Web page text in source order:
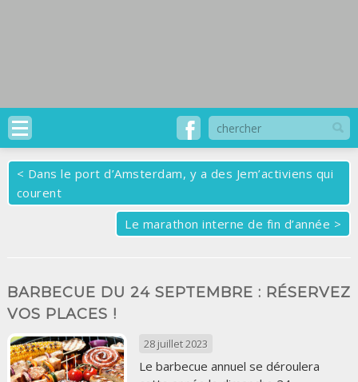
< Dans le port d’Amsterdam, y a des Jem’activiens qui
courent
Le marathon interne de fin d’année >
BARBECUE DU 24 SEPTEMBRE : RÉSERVEZ
VOS PLACES !
28 juillet 2023
Le barbecue annuel se déroulera